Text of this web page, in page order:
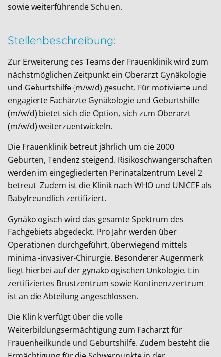
sowie weiterführende Schulen.
Stellenbeschreibung:
Zur Erweiterung des Teams der Frauenklinik wird zum
nächstmöglichen Zeitpunkt ein Oberarzt Gynäkologie
und Geburtshilfe (m/w/d) gesucht. Für motivierte und
engagierte Fachärzte Gynäkologie und Geburtshilfe
(m/w/d) bietet sich die Option, sich zum Oberarzt
(m/w/d) weiterzuentwickeln.
Die Frauenklinik betreut jährlich um die 2000
Geburten, Tendenz steigend. Risikoschwangerschaften
werden im eingegliederten Perinatalzentrum Level 2
betreut. Zudem ist die Klinik nach WHO und UNICEF als
Babyfreundlich zertifiziert.
Gynäkologisch wird das gesamte Spektrum des
Fachgebiets abgedeckt. Pro Jahr werden über
Operationen durchgeführt, überwiegend mittels
minimal-invasiver-Chirurgie. Besonderer Augenmerk
liegt hierbei auf der gynäkologischen Onkologie. Ein
zertifiziertes Brustzentrum sowie Kontinenzzentrum
ist an die Abteilung angeschlossen.
Die Klinik verfügt über die volle
Weiterbildungsermächtigung zum Facharzt für
Frauenheilkunde und Geburtshilfe. Zudem besteht die